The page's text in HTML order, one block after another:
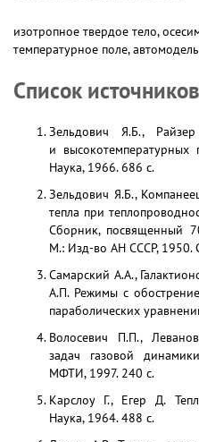
изотропное твердое тело,
температурное поле,
Список источников
Зельдович Я.Б.,
и высокотемпературных
Наука, 1966. 686 с.
Зельдович Я.Б.,
тепла при
Сборник, посвященный
М.: Изд-во АН СССР, 1950.
Самарский А.А.,
А.П. Режимы с
параболических
Волосевич П.П.,
задач газовой
МФТИ, 1997. 240 с.
Карслоу Г., Егер Д.
Наука, 1964. 488 с.